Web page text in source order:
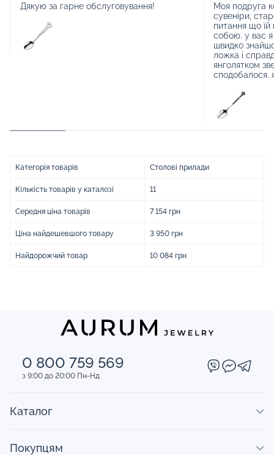
Дякую за гарне обслуговування!
Моя подруга
сувеніри,
питання що їй
собою. у вас
швидко
ложка і
янголятком
сподобалося.
Категорія товарів Столові прилади
Кількість товарів у каталозі 11
Середня ціна товарів 7 154 грн
Ціна найдешевшого товару 3 950 грн
Найдорожчий товар 10 084 грн
0 800 759 569
з 9:00 до 20:00 Пн-Нд
Каталог
Покупцям